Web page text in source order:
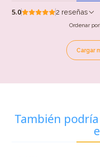
5.0 2 reseñas
Ordenar por
Cargar
También